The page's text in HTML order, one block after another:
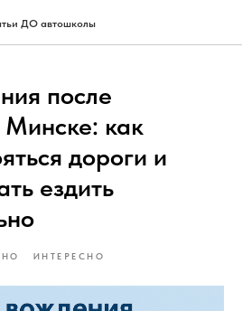
ДО автошколы
после
как
дороги и
ездить
ИНТЕРЕСНО